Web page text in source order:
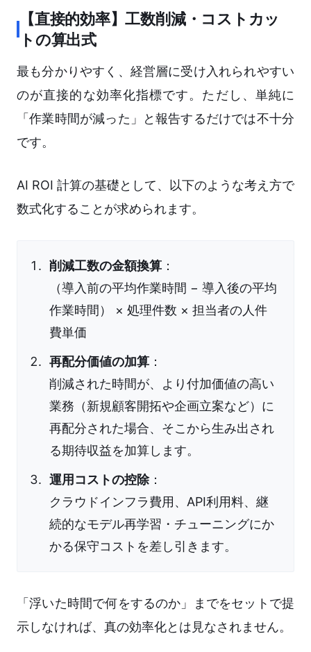
【直接的効率】工数削減・コストカッ
トの算出式
最も分かりやすく、経営層に受け入れられやすい
のが直接的な効率化指標です。ただし、単純に
「作業時間が減った」と報告するだけでは不十分
です。
AI ROI 計算の基礎として、以下のような考え方で
数式化することが求められます。
削減工数の金額換算 ：
（導入前の平均作業時間 − 導入後の平均
作業時間） × 処理件数 × 担当者の人件
費単価
再配分価値の加算 ：
削減された時間が、より付加価値の高い
業務（新規顧客開拓や企画立案など）に
再配分された場合、そこから生み出され
る期待収益を加算します。
運用コストの控除：
クラウドインフラ費用、API利用料、継
続的なモデル再学習・チューニングにか
かる保守コストを差し引きます。
「浮いた時間で何をするのか」までをセットで提
示しなければ、真の効率化とは見なされません。